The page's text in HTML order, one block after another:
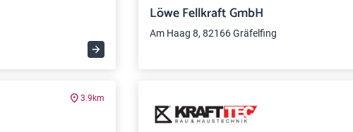
Löwe Fellkraft GmbH
Am Haag 8, 82166 Gräfelfing
3.9km